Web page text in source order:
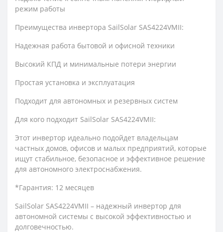
режим работы
Преимущества инвертора SailSolar SAS4224VMII:
Надежная работа бытовой и офисной техники
Высокий КПД и минимальные потери энергии
Простая установка и эксплуатация
Подходит для автономных и резервных систем
Для кого подходит SailSolar SAS4224VMII:
Этот инвертор идеально подойдет владельцам
частных домов, офисов и малых предприятий, которые
ищут стабильное, безопасное и эффективное решение
для автономного электроснабжения.
*Гарантия: 12 месяцев
SailSolar SAS4224VMII – надежный инвертор для
автономной системы с высокой эффективностью и
долговечностью.